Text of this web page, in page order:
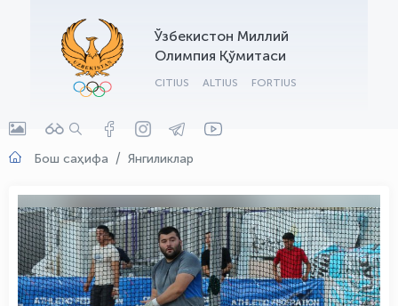
Ўзбекистон Миллий
Олимпия Қўмитаси
CITIUS ALTIUS FORTIUS
Бош саҳифа Янгиликлар
OLYMPCHIK AI - yordamchi
Онлайн · olympic.uz